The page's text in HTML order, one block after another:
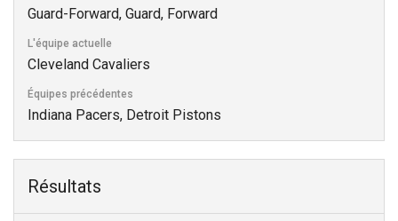
Guard-Forward, Guard, Forward
L'équipe actuelle
Cleveland Cavaliers
Équipes précédentes
Indiana Pacers, Detroit Pistons
Résultats